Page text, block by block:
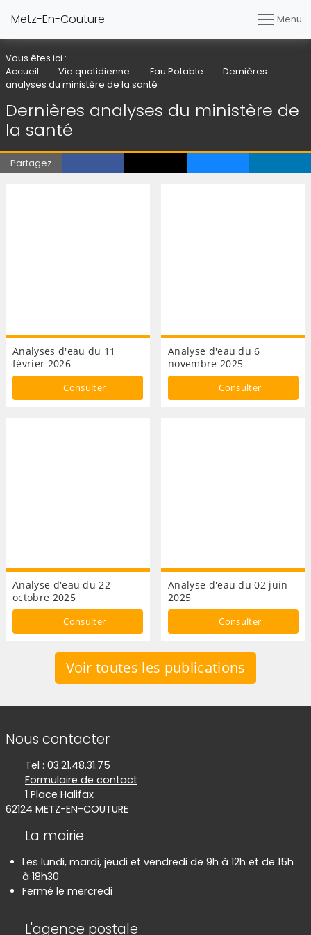
Metz-En-Couture Menu
Vous êtes ici :
Accueil
Vie quotidienne Eau Potable
Dernières
analyses du ministère de la santé
Dernières analyses du ministère de
la santé
Partagez
Analyses d'eau du 11
février 2026
Consulter
Analyse d'eau du 6
novembre 2025
Consulter
Analyse d'eau du 22
octobre 2025
Consulter
Analyse d'eau du 02 juin
2025
Consulter
Voir toutes les publications
Informations de contact
Nous contacter
Tel : 03.21.48.31.75
Formulaire de contact
1 Place Halifax
62124 METZ-EN-COUTURE
La mairie
Les lundi, mardi, jeudi et vendredi de 9h à 12h et de 15h
à 18h30
Fermé le mercredi
L'agence postale